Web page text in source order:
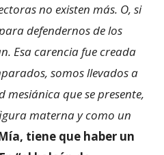
no existen más. O, si
defendernos de los
Esa carencia fue creada
somos llevados a
que se presente,
materna y como un
tiene que haber un